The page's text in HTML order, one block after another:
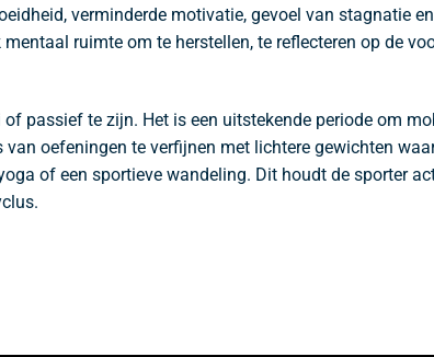
verminderde motivatie, gevoel van stagnatie
ruimte om te herstellen, te reflecteren op de
passief te zijn. Het is een uitstekende periode om
oefeningen te verfijnen met lichtere gewichten
of een sportieve wandeling. Dit houdt de sporter